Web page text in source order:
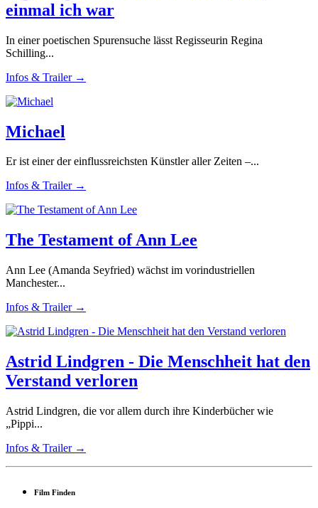
einmal ich war
In einer poetischen Spurensuche lässt Regisseurin Regina
Schilling...
Infos & Trailer →
Michael
Er ist einer der einflussreichsten Künstler aller Zeiten –...
Infos & Trailer →
The Testament of Ann Lee
Ann Lee (Amanda Seyfried) wächst im vorindustriellen
Manchester...
Infos & Trailer →
Astrid Lindgren - Die Menschheit hat den
Verstand verloren
Astrid Lindgren, die vor allem durch ihre Kinderbücher wie
„Pippi...
Infos & Trailer →
Film Finden